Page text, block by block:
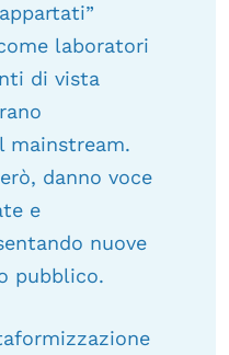
laboratori
di vista
mainstream.
danno voce
e
nuove
pubblico.